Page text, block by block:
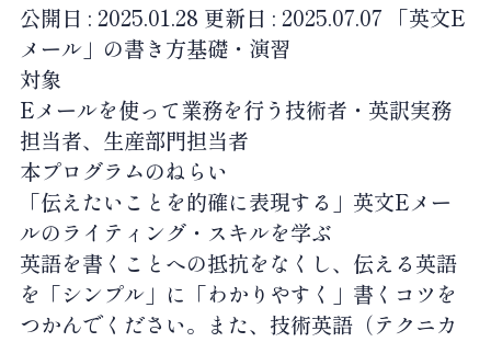
公開日 : 2025.01.28 更新日 : 2025.07.07 「英文E
メール」の書き方基礎・演習
対象
Eメールを使って業務を行う技術者・英訳実務
担当者、生産部門担当者
本プログラムのねらい
「伝えたいことを的確に表現する」英文Eメー
ルのライティング・スキルを学ぶ
英語を書くことへの抵抗をなくし、伝える英語
を「シンプル」に「わかりやすく」書くコツを
つかんでください。また、技術英語（テクニカ